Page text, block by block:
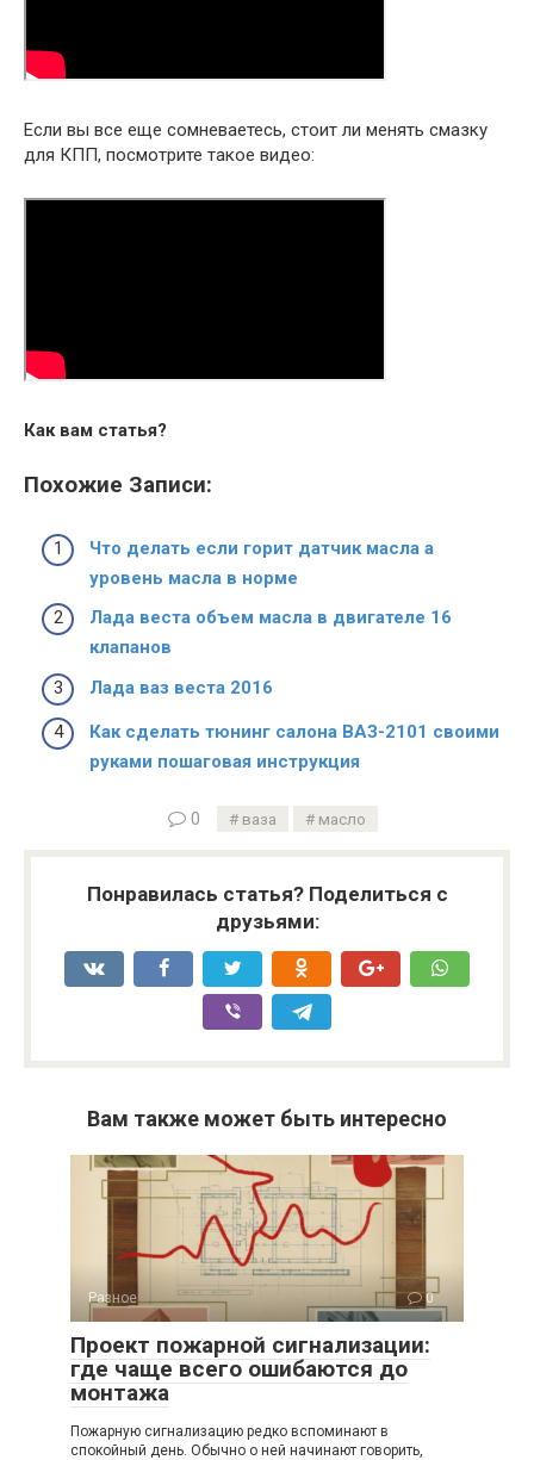
Если вы все еще сомневаетесь, стоит ли менять смазку
для КПП, посмотрите такое видео:
Как вам статья?
Похожие Записи:
Что делать если горит датчик масла а
уровень масла в норме
Лада веста объем масла в двигателе 16
клапанов
Лада ваз веста 2016
Как сделать тюнинг салона ВАЗ-2101 своими
руками пошаговая инструкция
0 ваза масло
Понравилась статья? Поделиться с
друзьями:
Вам также может быть интересно
Разное 0
Проект пожарной сигнализации:
где чаще всего ошибаются до
монтажа
Пожарную сигнализацию редко вспоминают в
спокойный день. Обычно о ней начинают говорить,